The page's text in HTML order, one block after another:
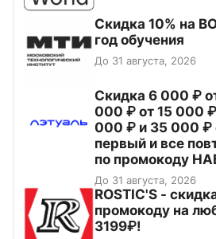
Скидка 10% на
год обучения
До 31 августа, 2026
Скидка 6 000 ₽
000 ₽ от 15 000
000 ₽ и 35 000 ₽
первый и все
по промокоду
До 31 августа, 2026
ROSTIC'S -
промокоду на
3199₽!